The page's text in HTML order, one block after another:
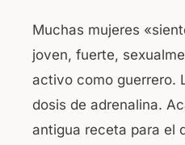
Muchas mujeres
joven, fuerte,
activo como guerrero.
dosis de adrenalina.
antigua receta para el